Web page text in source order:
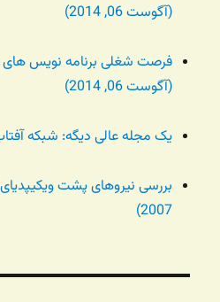
(آگوست 06, 2014)
فرصت شغلی برنامه نویس
(آگوست 06, 2014)
یک مجله عالی دیگه: شبکه آفتاب -
2007)